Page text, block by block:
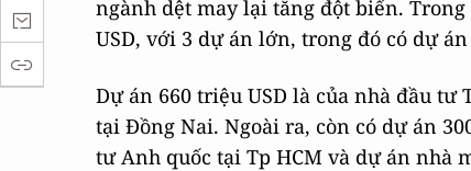
ngành dệt may lại tăng đột biến. Trong
USD, với 3 dự án lớn, trong đó có dự
Dự án 660 triệu USD là của nhà đầu
tại Đồng Nai. Ngoài ra, còn có dự án
tư Anh quốc tại Tp HCM và dự án nhà